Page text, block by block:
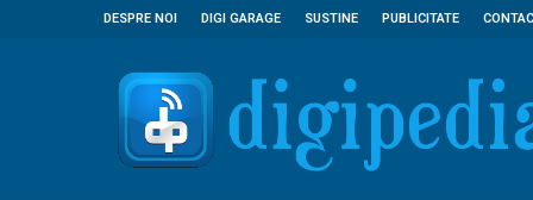
DESPRE NOI DIGI GARAGE SUSTINE PUBLICITATE